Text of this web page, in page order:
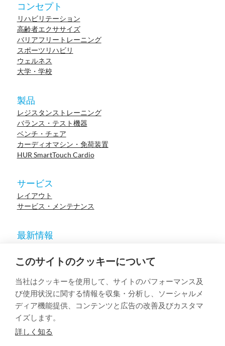
このサイトのクッキーについて
当社はクッキーを使用して、サイトのパフォーマンス及
び使用状況に関する情報を収集・分析し、ソーシャルメ
ディア機能提供、コンテンツと広告の改善及びカスタマ
イズします。
詳しく知る
コンセプト
リハビリテーション
高齢者エクササイズ
バリアフリートレーニング
スポーツリハビリ
ウェルネス
大学・学校
製品
レジスタンストレーニング
バランス・テスト機器
ベンチ・チェア
カーディオマシン・免荷装置
HUR SmartTouch Cardio
サービス
レイアウト
サービス・メンテナンス
最新情報
参考施設
イベント
ウェビナー
学術論文
© 2023 HUR. All right reserved.